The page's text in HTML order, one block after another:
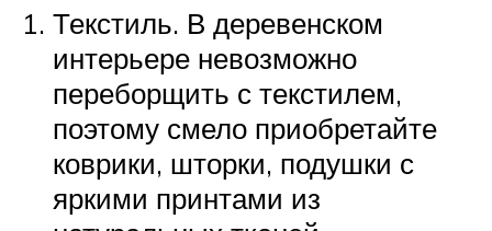
Текстиль. В деревенском
интерьере невозможно
переборщить с текстилем,
поэтому смело приобретайте
коврики, шторки, подушки с
яркими принтами из